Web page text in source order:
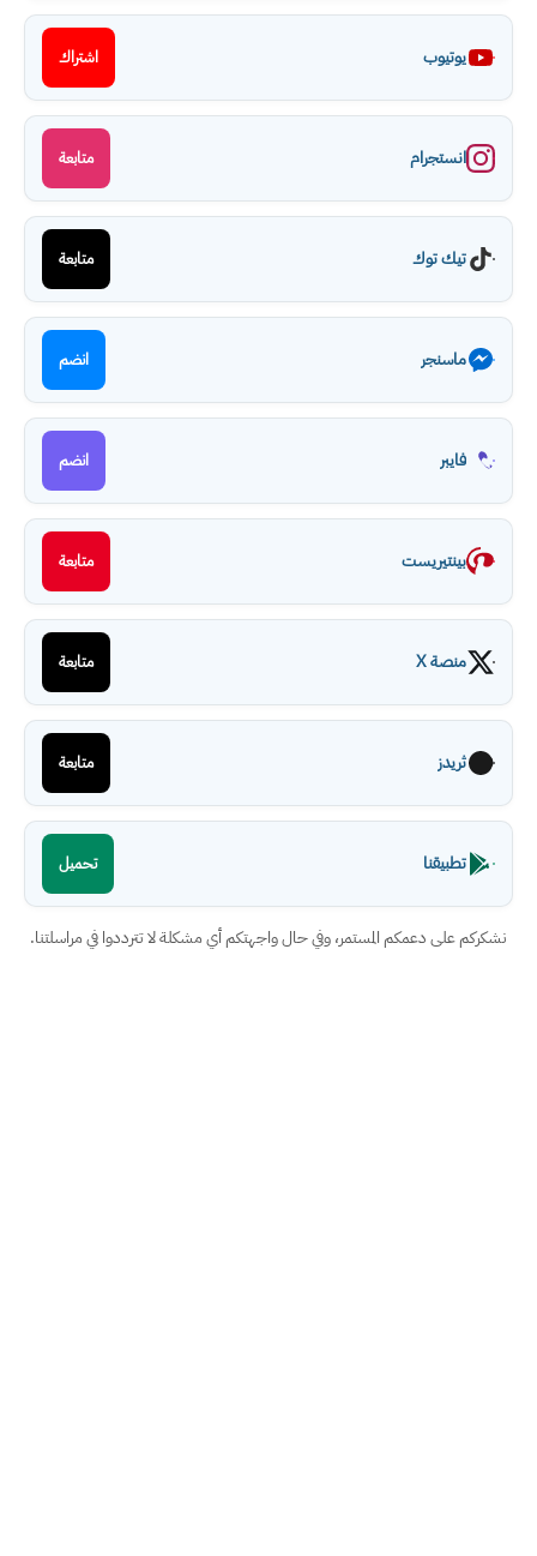
يوتيوب اشتراك
انستجرام متابعة
تيك توك متابعة
ماسنجر انضم
فايبر انضم
بينتيريست متابعة
منصة X متابعة
ثريدز متابعة
تطبيقنا تحميل
نشكركم على دعمكم المستمر، وفي حال واجهتكم أي مشكلة لا تترددوا في مراسلتنا.